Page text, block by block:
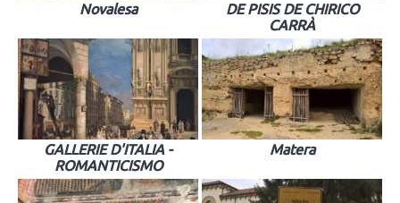
Novalesa
DE PISIS DE CHIRICO
CARRÀ
GALLERIE D'ITALIA -
ROMANTICISMO
Matera